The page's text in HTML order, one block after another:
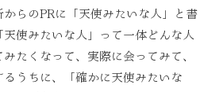
らのPRに「天使みたいな人」と書
使みたいな人」って一体どんな人
たくなって、実際に会ってみて、
うちに、「確かに天使みたいな